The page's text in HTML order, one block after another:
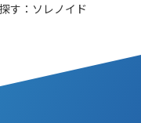
す：ソレノイド